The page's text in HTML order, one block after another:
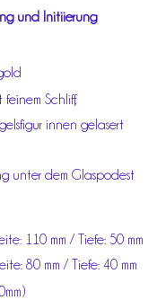
und Initiierung
feinem Schliff,
innen gelasert
unter dem Glaspodest
110 mm / Tiefe: 50 mm
80 mm / Tiefe: 40 mm